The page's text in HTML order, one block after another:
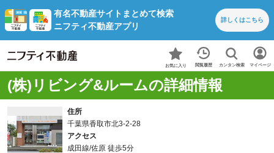
有名不動産サイトまとめて検索
ニフティ不動産アプリ
詳しくはこちら
お気に入り 閲覧履歴 カンタン検索 マイページ
(株)リビング&ルームの詳細情報
住所
千葉県香取市北3-2-28
アクセス
成田線/佐原 徒歩5分